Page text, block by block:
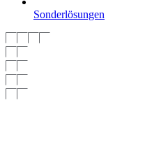
Sonderlösungen